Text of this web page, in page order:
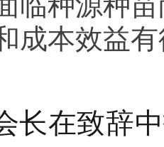
成本效益
长在致辞